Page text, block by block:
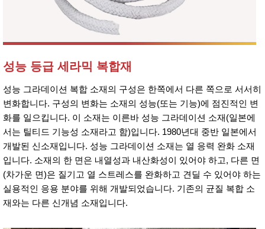
성능 등급 세라믹 복합재
성능 그라데이션 복합 소재의 구성은 한쪽에서 다른 쪽으로 서서히
변화합니다. 구성의 변화는 소재의 성능(또는 기능)에 점진적인 변
화를 일으킵니다. 이 소재는 이른바 성능 그라데이션 소재(일본에
서는 틸티드 기능성 소재라고 함)입니다. 1980년대 중반 일본에서
개발된 신소재입니다. 성능 그라데이션 소재는 열 응력 완화 소재
입니다. 소재의 한 면은 내열성과 내산화성이 있어야 하고, 다른 면
(차가운 면)은 질기고 열 스트레스를 완화하고 견딜 수 있어야 하는
실용적인 응용 분야를 위해 개발되었습니다. 기존의 균질 복합 소
재와는 다른 신개념 소재입니다.